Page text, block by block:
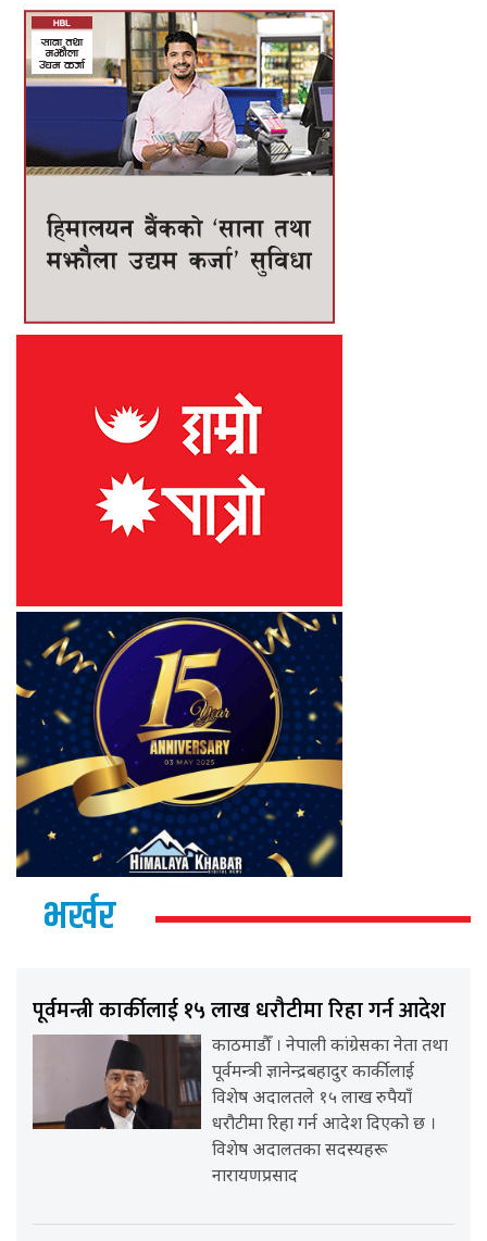
भर्खर
पूर्वमन्त्री कार्कीलाई १५ लाख धरौटीमा रिहा गर्न आदेश
काठमाडौँ । नेपाली कांग्रेसका नेता तथा
पूर्वमन्त्री ज्ञानेन्द्रबहादुर कार्कीलाई
विशेष अदालतले १५ लाख रुपैयाँ
धरौटीमा रिहा गर्न आदेश दिएको छ ।
विशेष अदालतका सदस्यहरू
नारायणप्रसाद